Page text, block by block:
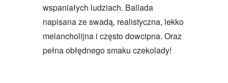
wspaniałych ludziach. Ballada
napisana ze swadą, realistyczna, lekko
melancholijna i często dowcipna. Oraz
pełna obłędnego smaku czekolady!